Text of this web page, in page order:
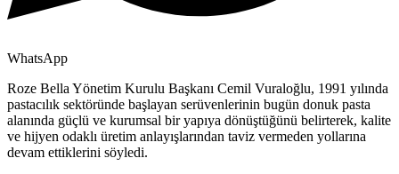
WhatsApp
Roze Bella Yönetim Kurulu Başkanı Cemil Vuraloğlu, 1991 yılında
pastacılık sektöründe başlayan serüvenlerinin bugün donuk pasta
alanında güçlü ve kurumsal bir yapıya dönüştüğünü belirterek, kalite
ve hijyen odaklı üretim anlayışlarından taviz vermeden yollarına
devam ettiklerini söyledi.